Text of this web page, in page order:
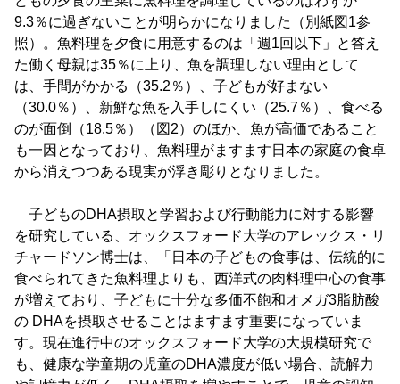
9.3％に過ぎないことが明らかになりました（別紙図1参
照）。魚料理を夕食に用意するのは「週1回以下」と答え
た働く母親は35％に上り、魚を調理しない理由として
は、手間がかかる（35.2％）、子どもが好まない
（30.0％）、新鮮な魚を入手しにくい（25.7％）、食べる
のが面倒（18.5％）（図2）のほか、魚が高価であること
も一因となっており、魚料理がますます日本の家庭の食卓
から消えつつある現実が浮き彫りとなりました。
子どものDHA摂取と学習および行動能力に対する影響
を研究している、オックスフォード大学のアレックス・リ
チャードソン博士は、「日本の子どもの食事は、伝統的に
食べられてきた魚料理よりも、西洋式の肉料理中心の食事
が増えており、子どもに十分な多価不飽和オメガ3脂肪酸
の DHAを摂取させることはますます重要になっていま
す。現在進行中のオックスフォード大学の大規模研究で
も、健康な学童期の児童のDHA濃度が低い場合、読解力